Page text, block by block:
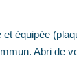
équipée
Abri de